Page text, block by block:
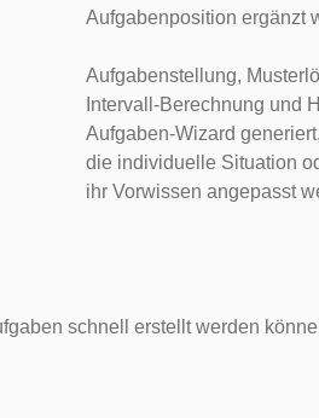
Aufgabenposition ergänzt
Aufgabenstellung,
Intervall-Berechnung und
Aufgaben-Wizard
die individuelle Situation
ihr Vorwissen angepasst
schnell erstellt werden